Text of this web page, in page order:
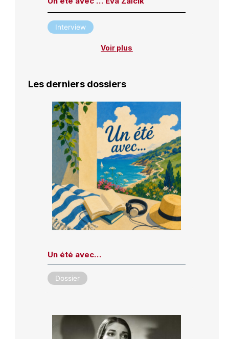
Interview
Voir plus
Les derniers dossiers
Un été avec…
Dossier